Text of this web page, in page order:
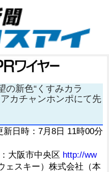
の新色“くすみカラ
カチャンホンポにて先
新日時：7月8日 11時00分
大阪市中央区 http://ww
ェスキー）株式会社（本